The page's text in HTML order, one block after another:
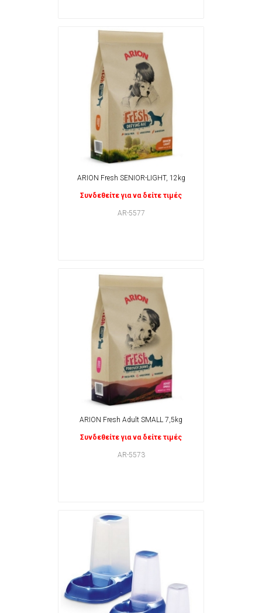
ARION Fresh SENIOR-LIGHT, 12kg
Συνδεθείτε για να δείτε τιμές
AR-5577
ARION Fresh Adult SMALL 7,5kg
Συνδεθείτε για να δείτε τιμές
AR-5573